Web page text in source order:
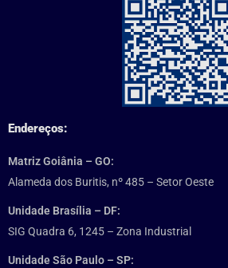
Endereços:
Matriz Goiânia – GO:
Alameda dos Buritis, nº 485 – Setor Oeste
Unidade Brasília – DF:
SIG Quadra 6, 1245 – Zona Industrial
Unidade São Paulo – SP: